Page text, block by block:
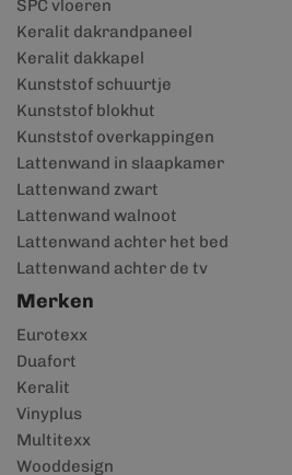
SPC vloeren
Keralit dakrandpaneel
Keralit dakkapel
Kunststof schuurtje
Kunststof blokhut
Kunststof overkappingen
Lattenwand in slaapkamer
Lattenwand zwart
Lattenwand walnoot
Lattenwand achter het bed
Lattenwand achter de tv
Merken
Eurotexx
Duafort
Keralit
Vinyplus
Multitexx
Wooddesign